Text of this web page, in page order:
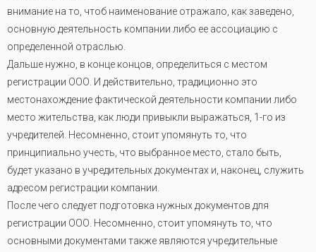
внимание на то, чтоб наименование отражало, как заведено,
основную деятельность компании либо ее ассоциацию с
определенной отраслью.
Дальше нужно, в конце концов, определиться с местом
регистрации ООО. И действительно, традиционно это
местонахождение фактической деятельности компании либо
место жительства, как люди привыкли выражаться, 1-го из
учредителей. Несомненно, стоит упомянуть то, что
принципиально учесть, что выбранное место, стало быть,
будет указано в учредительных документах и, наконец, служить
адресом регистрации компании.
После чего следует подготовка нужных документов для
регистрации ООО. Несомненно, стоит упомянуть то, что
основными документами также являются учредительные